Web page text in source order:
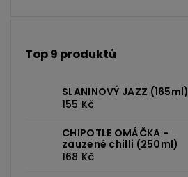
Top 9 produktů
SLANINOVÝ JAZZ (165ml)
155 Kč
CHIPOTLE OMÁČKA -
zauzené chilli (250ml)
168 Kč